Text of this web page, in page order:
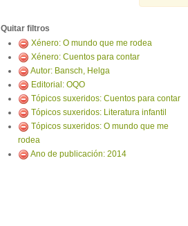
Quitar filtros
Xénero: O mundo que me rodea
Xénero: Cuentos para contar
Autor: Bansch, Helga
Editorial: OQO
Tópicos suxeridos: Cuentos para contar
Tópicos suxeridos: Literatura infantil
Tópicos suxeridos: O mundo que me
rodea
Ano de publicación: 2014